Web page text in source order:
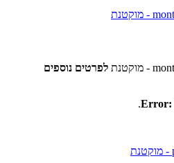
לפרטים נוספים
Error: